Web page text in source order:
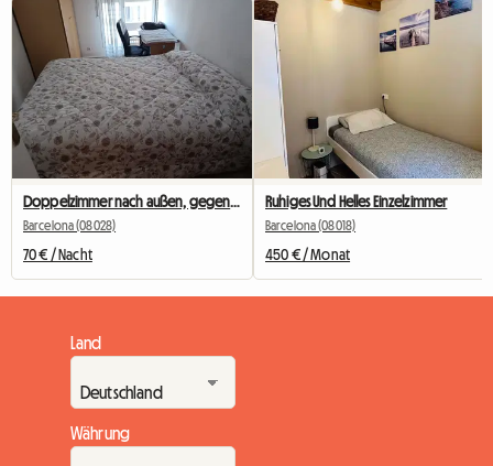
Barcelona (08028)
70 € / Nacht
Ruhiges Und Helles Einzelzimmer
Barcelona (08018)
450 € / Monat
Land
Währung